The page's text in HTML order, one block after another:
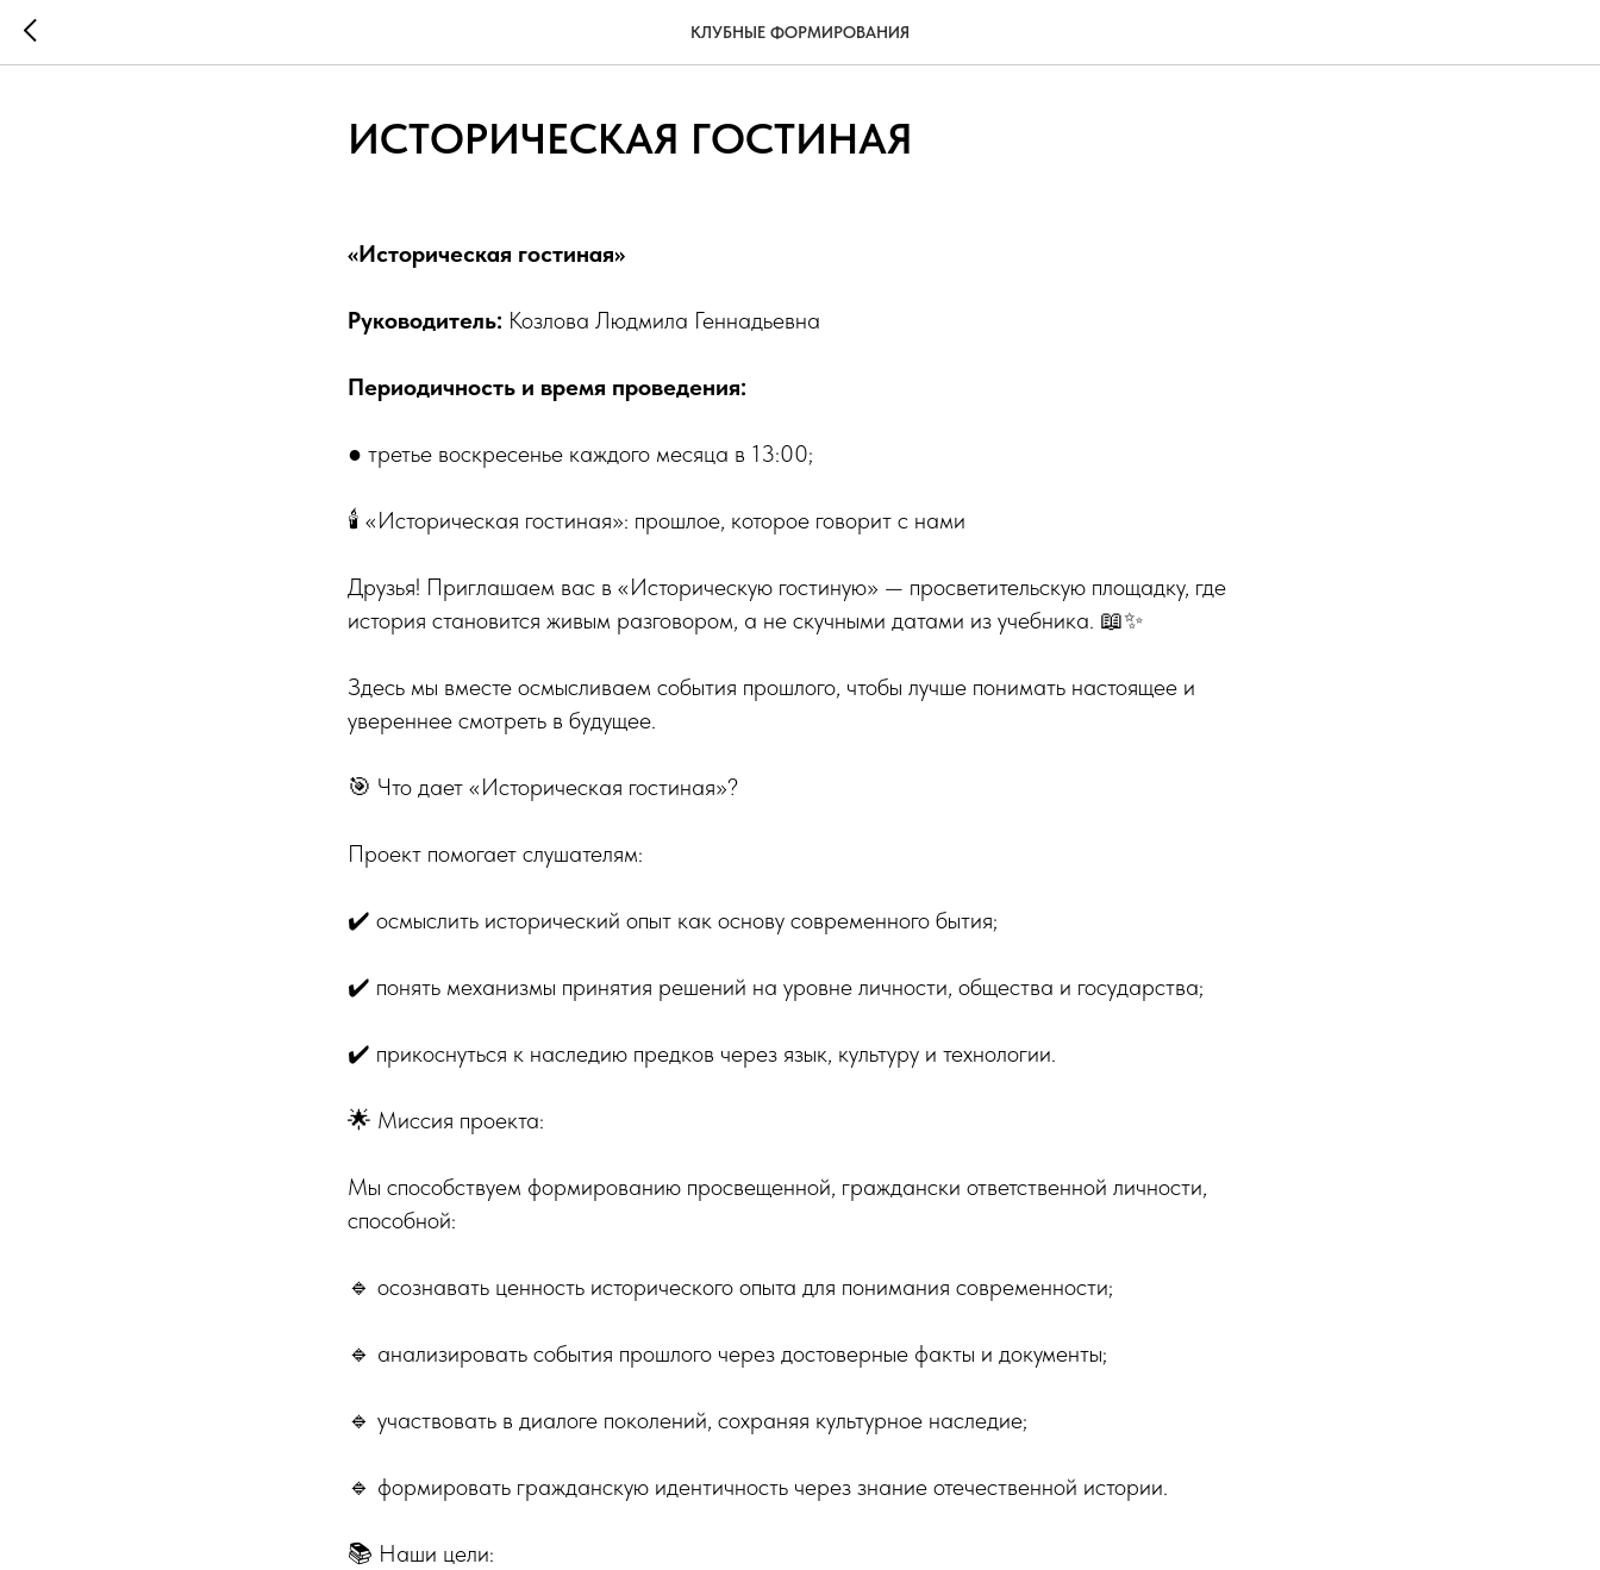
КЛУБНЫЕ ФОРМИРОВАНИЯ
ИСТОРИЧЕСКАЯ ГОСТИНАЯ
«Историческая гостиная»
Руководитель: Козлова Людмила Геннадьевна
Периодичность и время проведения:
● третье воскресенье каждого месяца в 13:00;
🕯️ «Историческая гостиная»: прошлое, которое говорит с нами
Друзья! Приглашаем вас в «Историческую гостиную» — просветительскую площадку, где
история становится живым разговором, а не скучными датами из учебника. 📖✨
Здесь мы вместе осмысливаем события прошлого, чтобы лучше понимать настоящее и
увереннее смотреть в будущее.
🎯 Что дает «Историческая гостиная»?
Проект помогает слушателям:
✔️ осмыслить исторический опыт как основу современного бытия;
✔️ понять механизмы принятия решений на уровне личности, общества и государства;
✔️ прикоснуться к наследию предков через язык, культуру и технологии.
🌟 Миссия проекта:
Мы способствуем формированию просвещенной, граждански ответственной личности,
способной:
🔹 осознавать ценность исторического опыта для понимания современности;
🔹 анализировать события прошлого через достоверные факты и документы;
🔹 участвовать в диалоге поколений, сохраняя культурное наследие;
🔹 формировать гражданскую идентичность через знание отечественной истории.
📚 Наши цели: